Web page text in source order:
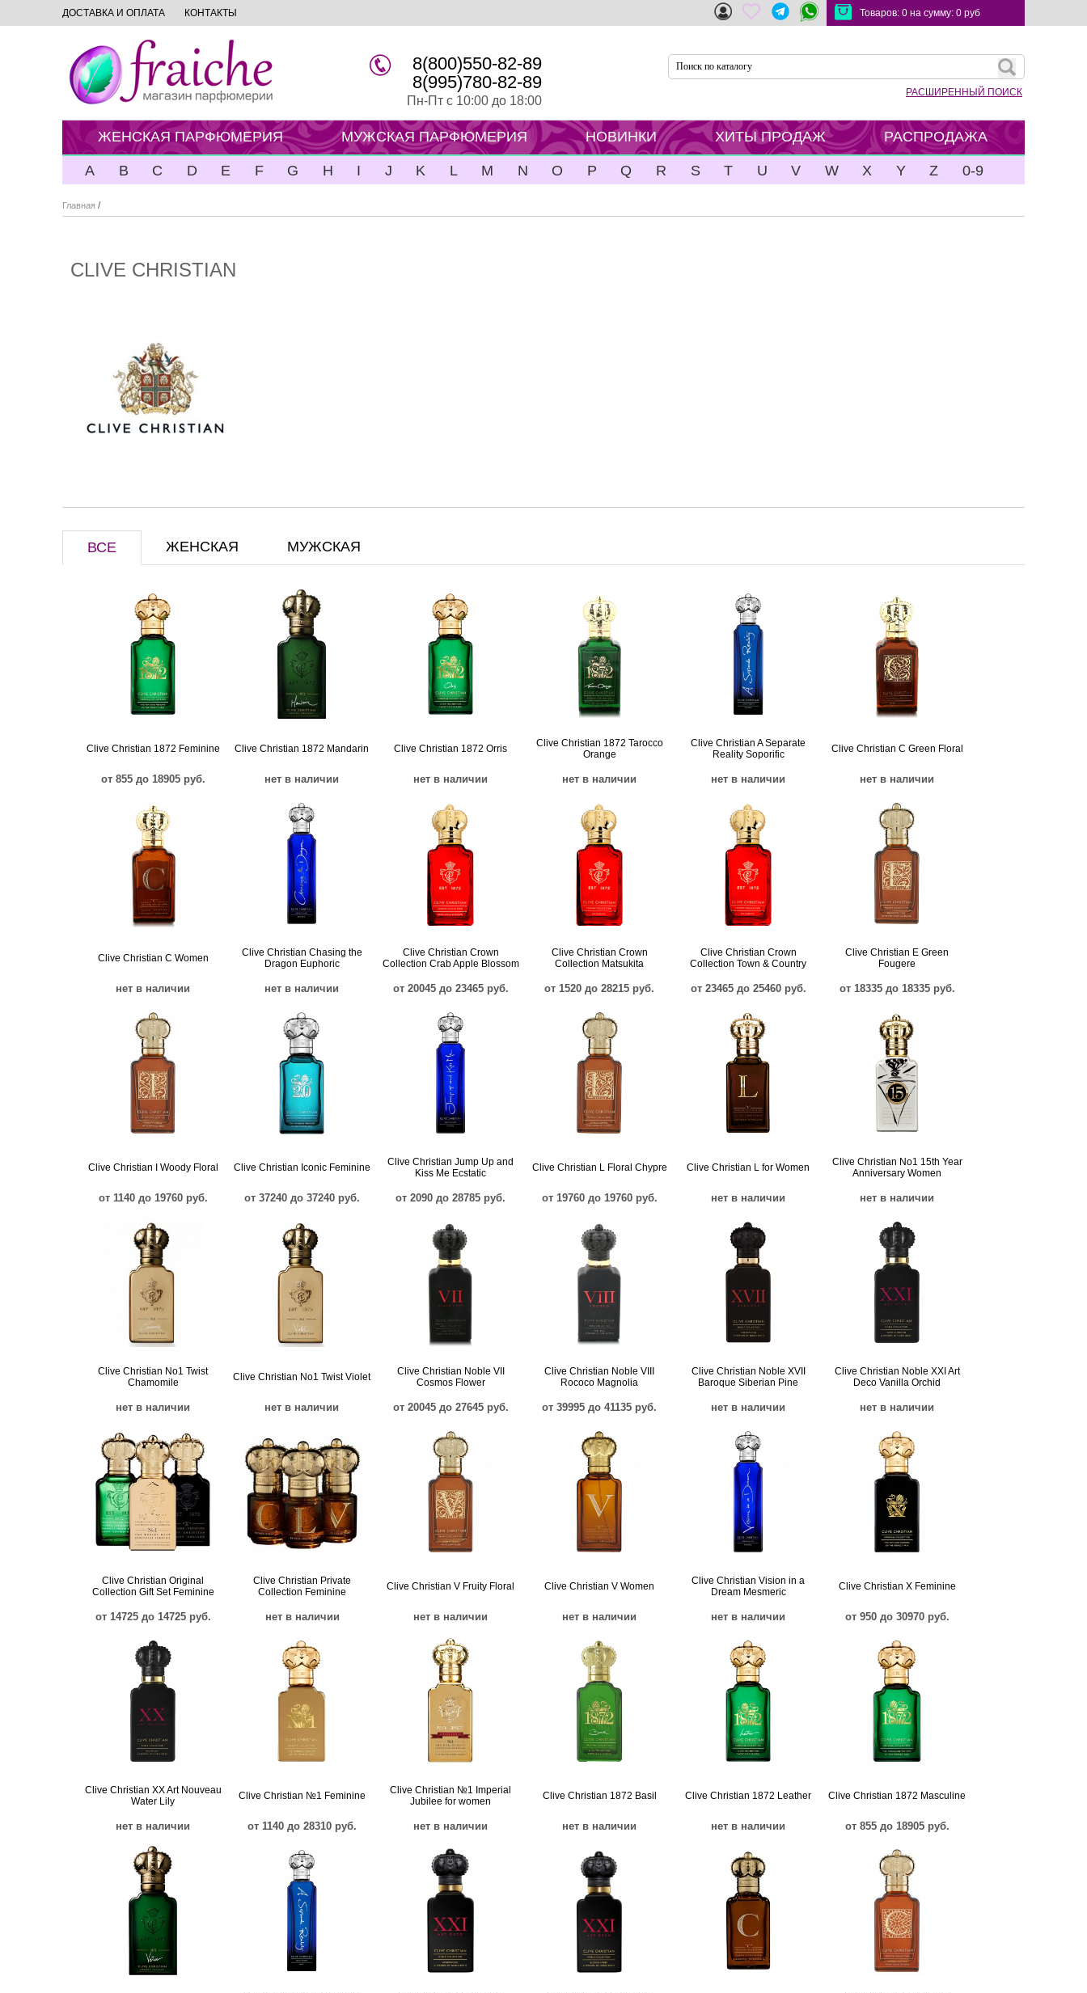
ДОСТАВКА И ОПЛАТА КОНТАКТЫ Товаров: 0 на сумму: 0 руб
8(800)550-82-89
8(995)780-82-89
Пн-Пт с 10:00 до 18:00
РАСШИРЕННЫЙ ПОИСК
ЖЕНСКАЯ ПАРФЮМЕРИЯ МУЖСКАЯ ПАРФЮМЕРИЯ НОВИНКИ ХИТЫ ПРОДАЖ РАСПРОДАЖА
A B C D E F G H I J K L M N O P Q R S T U V W X Y Z 0-9
Главная /
CLIVE CHRISTIAN
ВСЕ ЖЕНСКАЯ МУЖСКАЯ
Clive Christian 1872 Feminine
от 855 до 18905 руб.
Clive Christian 1872 Mandarin
нет в наличии
Clive Christian 1872 Orris
нет в наличии
Clive Christian 1872 Tarocco
Orange
нет в наличии
Clive Christian A Separate
Reality Soporific
нет в наличии
Clive Christian C Green Floral
нет в наличии
Clive Christian C Women
нет в наличии
Clive Christian Chasing the
Dragon Euphoric
нет в наличии
Clive Christian Crown
Collection Crab Apple Blossom
от 20045 до 23465 руб.
Clive Christian Crown
Collection Matsukita
от 1520 до 28215 руб.
Clive Christian Crown
Collection Town & Country
от 23465 до 25460 руб.
Clive Christian E Green
Fougere
от 18335 до 18335 руб.
Clive Christian I Woody Floral
от 1140 до 19760 руб.
Clive Christian Iconic Feminine
от 37240 до 37240 руб.
Clive Christian Jump Up and
Kiss Me Ecstatic
от 2090 до 28785 руб.
Clive Christian L Floral Chypre
от 19760 до 19760 руб.
Clive Christian L for Women
нет в наличии
Clive Christian No1 15th Year
Anniversary Women
нет в наличии
Clive Christian No1 Twist
Chamomile
нет в наличии
Clive Christian No1 Twist Violet
нет в наличии
Clive Christian Noble VII
Cosmos Flower
от 20045 до 27645 руб.
Clive Christian Noble VIII
Rococo Magnolia
от 39995 до 41135 руб.
Clive Christian Noble XVII
Baroque Siberian Pine
нет в наличии
Clive Christian Noble XXI Art
Deco Vanilla Orchid
нет в наличии
Clive Christian Original
Collection Gift Set Feminine
от 14725 до 14725 руб.
Clive Christian Private
Collection Feminine
нет в наличии
Clive Christian V Fruity Floral
нет в наличии
Clive Christian V Women
нет в наличии
Clive Christian Vision in a
Dream Mesmeric
нет в наличии
Clive Christian X Feminine
от 950 до 30970 руб.
Clive Christian XX Art Nouveau
Water Lily
нет в наличии
Clive Christian №1 Feminine
от 1140 до 28310 руб.
Clive Christian №1 Imperial
Jubilee for women
нет в наличии
Clive Christian 1872 Basil
нет в наличии
Clive Christian 1872 Leather
нет в наличии
Clive Christian 1872 Masculine
от 855 до 18905 руб.